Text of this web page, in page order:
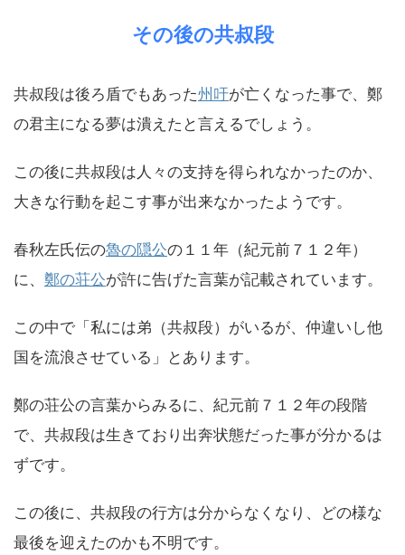
その後の共叔段
共叔段は後ろ盾でもあった州吁が亡くなった事で、鄭
の君主になる夢は潰えたと言えるでしょう。
この後に共叔段は人々の支持を得られなかったのか、
大きな行動を起こす事が出来なかったようです。
春秋左氏伝の魯の隠公の１１年（紀元前７１２年）
に、 鄭の荘公が許に告げた言葉が記載されています。
この中で「私には弟（共叔段）がいるが、仲違いし他
国を流浪させている」とあります。
鄭の荘公の言葉からみるに、紀元前７１２年の段階
で、共叔段は生きており出奔状態だった事が分かるは
ずです。
この後に、共叔段の行方は分からなくなり、どの様な
最後を迎えたのかも不明です。